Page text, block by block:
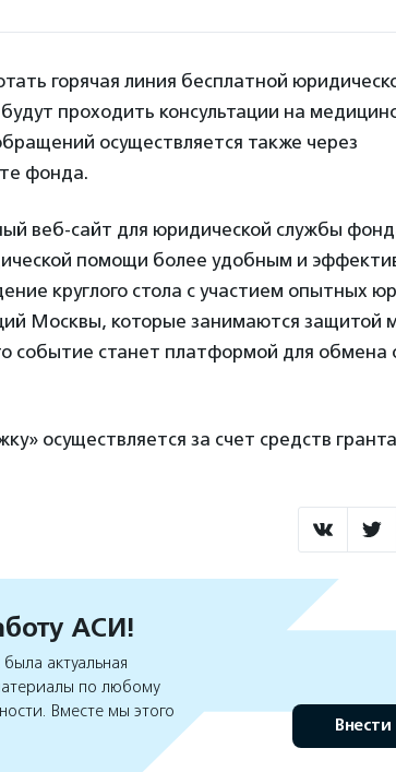
горячая линия бесплатной
проходить консультации на
осуществляется также через
фонда.
веб-сайт для юридической службы
помощи более удобным и
круглого стола с участием опытных
Москвы, которые занимаются защитой
событие станет платформой для обмена
осуществляется за счет средств
АСИ!
актуальная
по любому
Вместе мы этого
Внести